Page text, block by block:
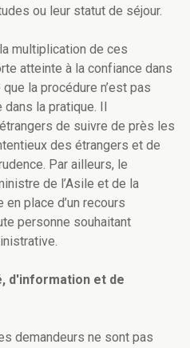
ou leur statut de séjour.
multiplication de ces
atteinte à la confiance dans
la procédure n’est pas
la pratique. Il
de suivre de près les
des étrangers et de
Par ailleurs, le
de l’Asile et de la
place d’un recours
personne souhaitant
d'information et de
demandeurs ne sont pas